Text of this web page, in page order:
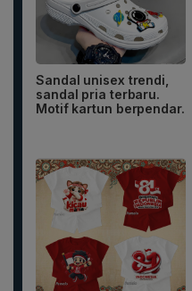
Sandal unisex trendi,
sandal pria terbaru.
Motif kartun berpendar.